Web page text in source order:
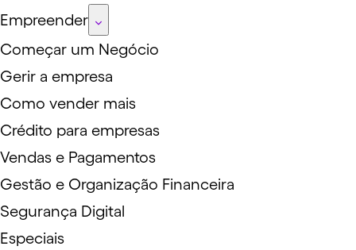
Empreender
Começar um Negócio
Gerir a empresa
Como vender mais
Crédito para empresas
Vendas e Pagamentos
Gestão e Organização Financeira
Segurança Digital
Especiais